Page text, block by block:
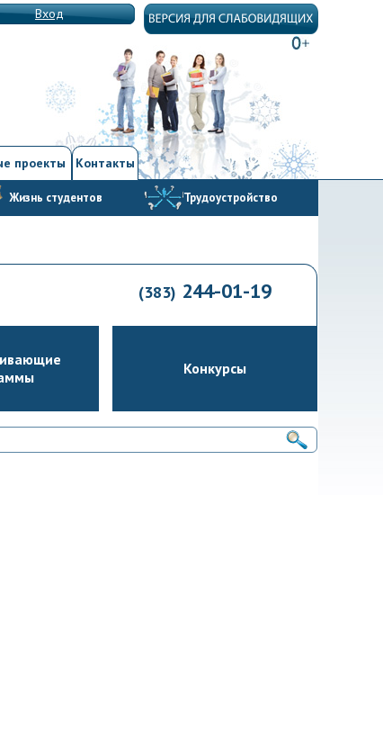
Вход
проекты Контакты
Жизнь студентов Трудоустройство
(383) 244-01-19
Конкурсы